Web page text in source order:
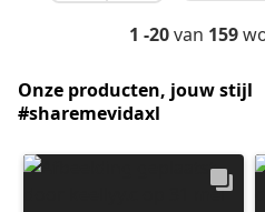
1 -20van 159
Onze producten, jouw stijl
#sharemevidaxl